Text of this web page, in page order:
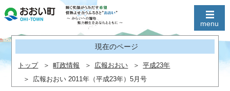
現在のページ
トップ 町政情報 広報おおい
平成23年
広報おおい 2011年（平成23年）5月号